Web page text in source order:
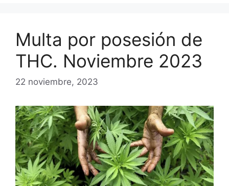
Multa por posesión de
THC. Noviembre 2023
22 noviembre, 2023